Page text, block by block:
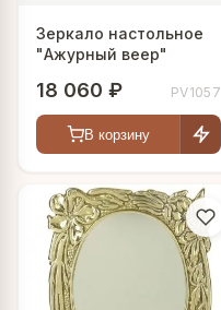
Зеркало настольное
"Ажурный веер"
18 060 ₽ PV1057
В корзину